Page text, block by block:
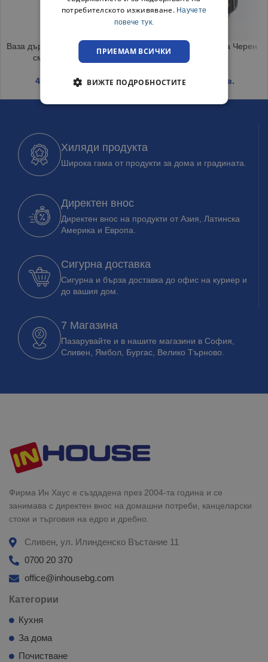
Ваза дървена за сухи цветя 58
см клонка зелено
4.22 / 8.25 лв.
Ваза с кожена дръжка Черен
мрамор
6.21 / 12.15 лв.
Хиляди продукта
Широка гама от продукти за дома и градината.
Директен внос
Директен внос на продукти от Азия, Латинска
Америка и Европа.
Сигурна доставка
Сигурна и бърза доставка до офис на куриер и
до вашия дом.
7 Магазина
Пазарувайте и в нашите магазини в София,
Сливен, Ямбол, Бургас, Велико Търново.
Фирма Ин Хаус е създадена през 2004-та година и се
занимава с директен внос на домашни потреби, канцеларски
стоки и търговия на едро и дребно.
Сливен, ул. Илинденско Въстание 11
0700 20 370
office@inhousebg.com
Категории
Кухня
За дома
Почистване
потребителското изживяване. Научете
повече тук.
ПРИЕМАМ ВСИЧКИ
ВИЖТЕ ПОДРОБНОСТИТЕ